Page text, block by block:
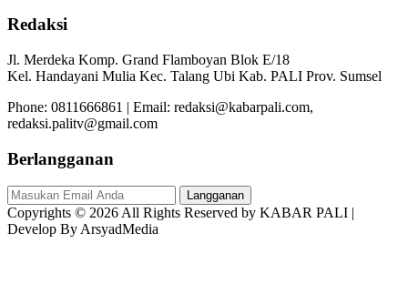
Redaksi
Jl. Merdeka Komp. Grand Flamboyan Blok E/18
Kel. Handayani Mulia Kec. Talang Ubi Kab. PALI Prov. Sumsel
Phone: 0811666861 | Email: redaksi@kabarpali.com,
redaksi.palitv@gmail.com
Berlangganan
Langganan
Copyrights © 2026 All Rights Reserved by KABAR PALI |
Develop By ArsyadMedia